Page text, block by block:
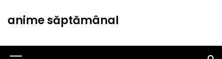
t
anime săptămânal